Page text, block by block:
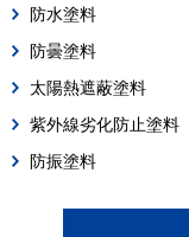
防水塗料
防曇塗料
太陽熱遮蔽塗料
紫外線劣化防止塗料
防振塗料